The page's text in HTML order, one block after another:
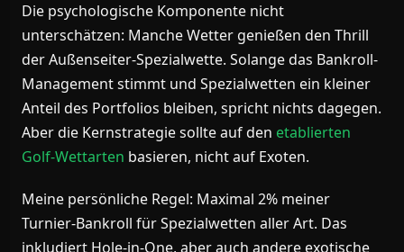
Die psychologische Komponente nicht
unterschätzen: Manche Wetter genießen den Thrill
der Außenseiter-Spezialwette. Solange das Bankroll-
Management stimmt und Spezialwetten ein kleiner
Anteil des Portfolios bleiben, spricht nichts dagegen.
Aber die Kernstrategie sollte auf den etablierten
Golf-Wettarten basieren, nicht auf Exoten.
Meine persönliche Regel: Maximal 2% meiner
Turnier-Bankroll für Spezialwetten aller Art. Das
inkludiert Hole-in-One, aber auch andere exotische